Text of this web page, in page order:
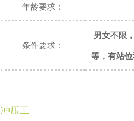
年龄要求：
条件要求：
男女不限
等，有站位
冲压工